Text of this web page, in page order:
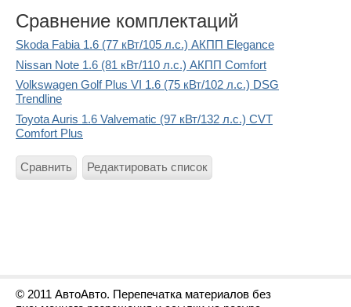
Сравнение комплектаций
Skoda Fabia 1.6 (77 кВт/105 л.с.) АКПП Elegance
Nissan Note 1.6 (81 кВт/110 л.с.) АКПП Comfort
Volkswagen Golf Plus VI 1.6 (75 кВт/102 л.с.) DSG
Trendline
Toyota Auris 1.6 Valvematic (97 кВт/132 л.с.) CVT
Comfort Plus
Сравнить Редактировать список
© 2011 АвтоАвто. Перепечатка материалов без